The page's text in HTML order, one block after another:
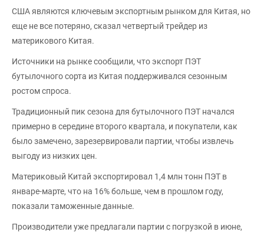
США являются ключевым экспортным рынком для Китая, но
еще не все потеряно, сказал четвертый трейдер из
материкового Китая.
Источники на рынке сообщили, что экспорт ПЭТ
бутылочного сорта из Китая поддерживался сезонным
ростом спроса.
Традиционный пик сезона для бутылочного ПЭТ начался
примерно в середине второго квартала, и покупатели, как
было замечено, зарезервировали партии, чтобы извлечь
выгоду из низких цен.
Материковый Китай экспортировал 1,4 млн тонн ПЭТ в
январе-марте, что на 16% больше, чем в прошлом году,
показали таможенные данные.
Производители уже предлагали партии с погрузкой в июне,